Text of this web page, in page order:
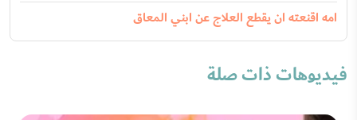
امه اقنعته ان يقطع العلاج عن ابني المعاق
فيديوهات ذات صلة